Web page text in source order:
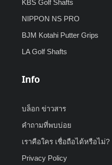
KBS Golf Shafts
NIPPON NS PRO
BJM Kotahi Putter Grips
LA Golf Shafts
Info
บล็อก ข่าวสาร
คำถามที่พบบ่อย
เราคือใคร เชื่อถือได้หรือไม่?
Privacy Policy